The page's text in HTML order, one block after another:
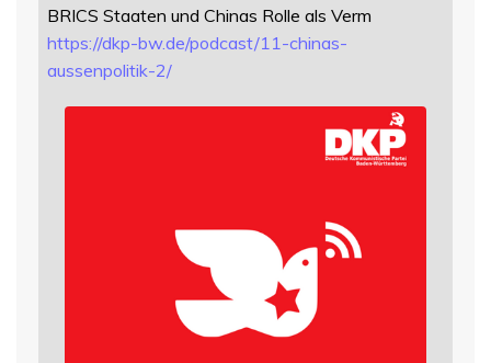
BRICS Staaten und Chinas Rolle als Verm
https://dkp-bw.de/podcast/11-chinas-
aussenpolitik-2/